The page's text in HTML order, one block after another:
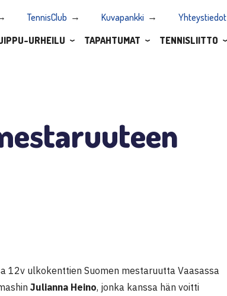
TennisClub Kuvapankki Yhteystiedot
URHEILU TAPAHTUMAT TENNISLIITTO
12v ulkokenttien Suomen mestaruutta Vaasassa
Julianna Heino, jonka kanssa hän voitti